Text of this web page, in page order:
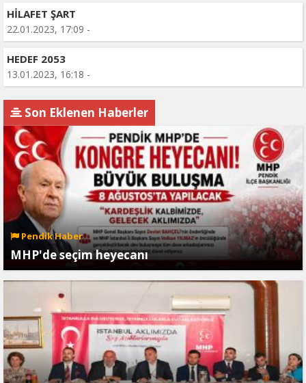
HİLAFET ŞART
22.01.2023, 17:09 -
HEDEF 2053
13.01.2023, 16:18 -
Son Eklenen Haberler
Pendik Haber
MHP'de seçim heyecanı